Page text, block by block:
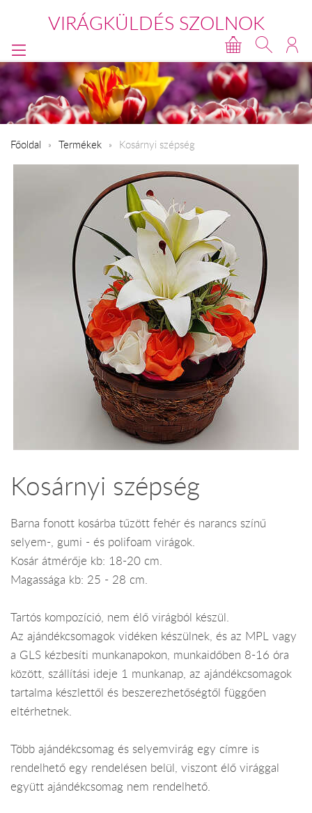
VIRÁGKÜLDÉS SZOLNOK
Főoldal Termékek Kosárnyi szépség
Kosárnyi szépség
Barna fonott kosárba tűzött fehér és narancs színű
selyem-, gumi - és polifoam virágok.
Kosár átmérője kb: 18-20 cm.
Magassága kb: 25 - 28 cm.
Tartós kompozíció, nem élő virágból készül.
Az ajándékcsomagok vidéken készülnek, és az MPL vagy
a GLS kézbesíti munkanapokon, munkaidőben 8-16 óra
között, szállítási ideje 1 munkanap, az ajándékcsomagok
tartalma készlettől és beszerezhetőségtől függően
eltérhetnek.
Több ajándékcsomag és selyemvirág egy címre is
rendelhető egy rendelésen belül, viszont élő virággal
együtt ajándékcsomag nem rendelhető.